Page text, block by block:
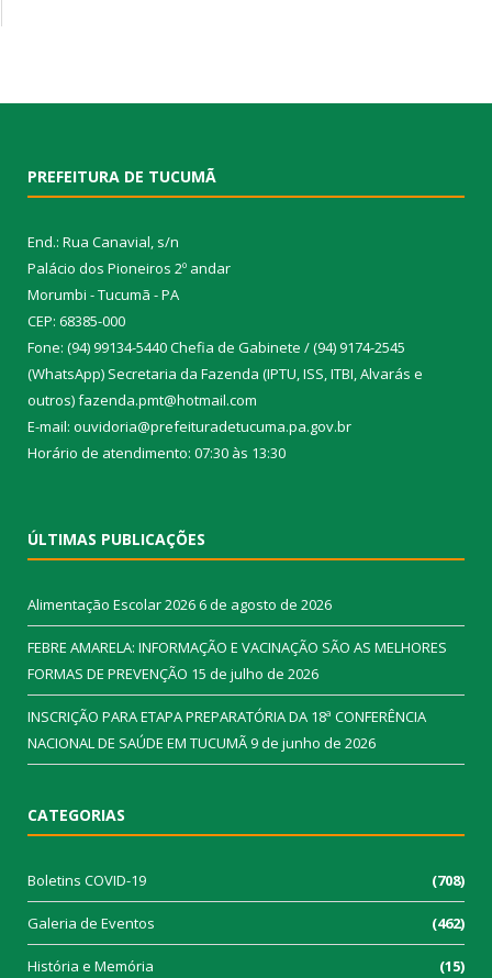
PREFEITURA DE TUCUMÃ
End.: Rua Canavial, s/n
Palácio dos Pioneiros 2º andar
Morumbi - Tucumã - PA
CEP: 68385-000
Fone: (94) 99134-5440 Chefia de Gabinete / (94) 9174-2545
(WhatsApp) Secretaria da Fazenda (IPTU, ISS, ITBI, Alvarás e
outros) fazenda.pmt@hotmail.com
E-mail: ouvidoria@prefeituradetucuma.pa.gov.br
Horário de atendimento: 07:30 às 13:30
ÚLTIMAS PUBLICAÇÕES
Alimentação Escolar 20266 de agosto de 2026
FEBRE AMARELA: INFORMAÇÃO E VACINAÇÃO SÃO AS MELHORES
FORMAS DE PREVENÇÃO 15 de julho de 2026
INSCRIÇÃO PARA ETAPA PREPARATÓRIA DA 18ª CONFERÊNCIA
NACIONAL DE SAÚDE EM TUCUMÃ9 de junho de 2026
CATEGORIAS
Boletins COVID-19 (708)
Galeria de Eventos (462)
História e Memória (15)